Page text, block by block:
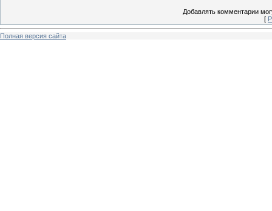
Добавлять комментарии
[
Полная версия сайта